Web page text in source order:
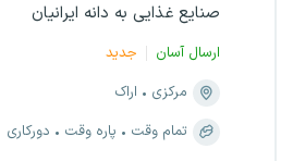
صنایع غذایی به دانه ایرانیان
ارسال آسان
جدید
مرکزی
اراک
تمام وقت
پاره وقت دورکاری